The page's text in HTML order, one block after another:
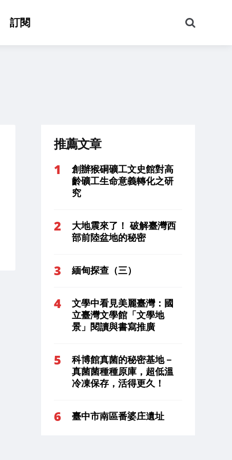
訂閱
尋
推薦文章
創辦猴硐礦工文史館對高
齡礦工生命意義轉化之研
究
大地震來了！ 破解臺灣西
部前陸盆地的秘密
緬甸探查（三）
文學中看見美麗臺灣：國
立臺灣文學館「文學地
景」閱讀與書寫推廣
科博館真菌的秘密基地－
真菌菌種種原庫，超低溫
冷凍保存，活得更久！
臺中市南區番婆庄遺址